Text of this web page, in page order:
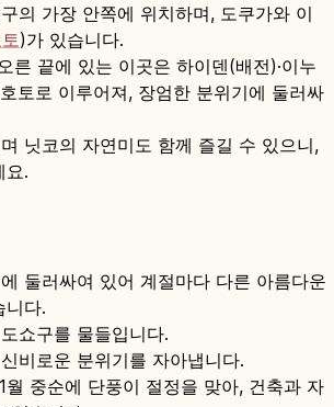
의 가장 안쪽에 위치하며, 도쿠가와 이
)가 있습니다.
른 끝에 있는 이곳은 하이덴(배전)·이누
토로 이루어져, 장엄한 분위기에 둘러싸
닛코의 자연미도 함께 즐길 수 있으니,
요.
둘러싸여 있어 계절마다 다른 아름다운
니다.
쇼구를 물들입니다.
비로운 분위기를 자아냅니다.
월 중순에 단풍이 절정을 맞아, 건축과 자